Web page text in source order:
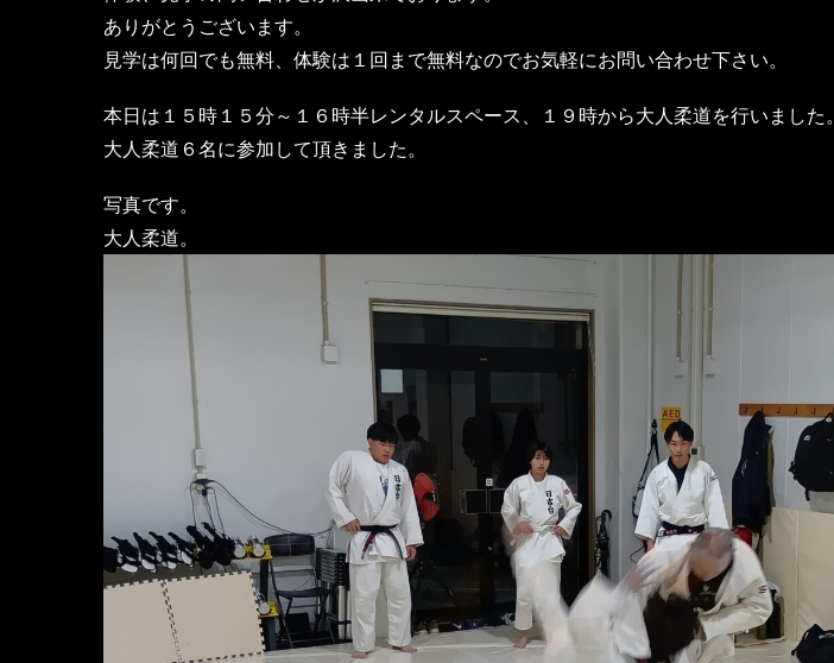
ありがとうございます。
見学は何回でも無料、体験は１回まで無料なのでお気軽にお問い合わせ下さい。
本日は１５時１５分～１６時半レンタルスペース、１９時から大人柔道を行いました。
大人柔道６名に参加して頂きました。
写真です。
大人柔道。